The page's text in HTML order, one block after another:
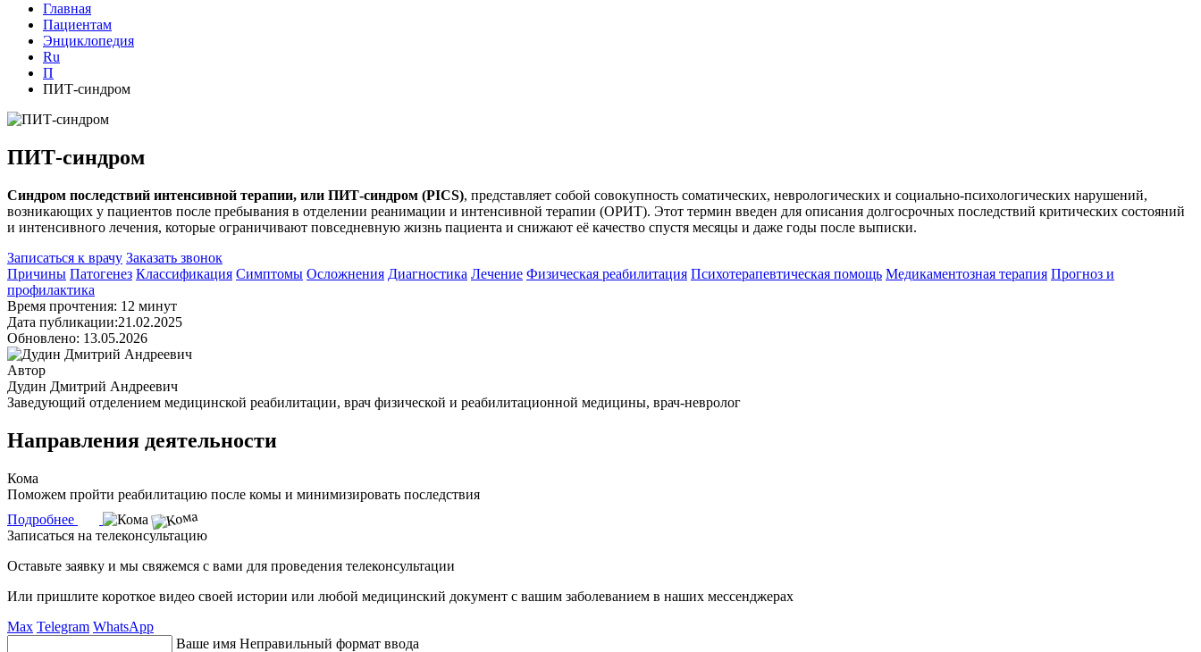
Главная
Пациентам
Энциклопедия
Ru
П
ПИТ-синдром
ПИТ-синдром
Синдром последствий интенсивной терапии, или ПИТ-синдром (PICS), представляет собой совокупность соматических, неврологических и социально-психологических нарушений,
возникающих у пациентов после пребывания в отделении реанимации и интенсивной терапии (ОРИТ). Этот термин введен для описания долгосрочных последствий критических состояний
и интенсивного лечения, которые ограничивают повседневную жизнь пациента и снижают её качество спустя месяцы и даже годы после выписки.
Записаться к врачу Заказать звонок
Причины Патогенез Классификация Симптомы Осложнения Диагностика Лечение Физическая реабилитация Психотерапевтическая помощь Медикаментозная терапия Прогноз и
профилактика
Время прочтения: 12 минут
Дата публикации:21.02.2025
Обновлено: 13.05.2026
Автор
Дудин Дмитрий Андреевич
Заведующий отделением медицинской реабилитации, врач физической и реабилитационной медицины, врач-невролог
Направления деятельности
Кома
Поможем пройти реабилитацию после комы и минимизировать последствия
Подробнее
Записаться на телеконсультацию
Оставьте заявку и мы свяжемся с вами для проведения телеконсультации
Или пришлите короткое видео своей истории или любой медицинский документ с вашим заболеванием в наших мессенджерах
Max Telegram WhatsApp
Ваше имя Неправильный формат ввода